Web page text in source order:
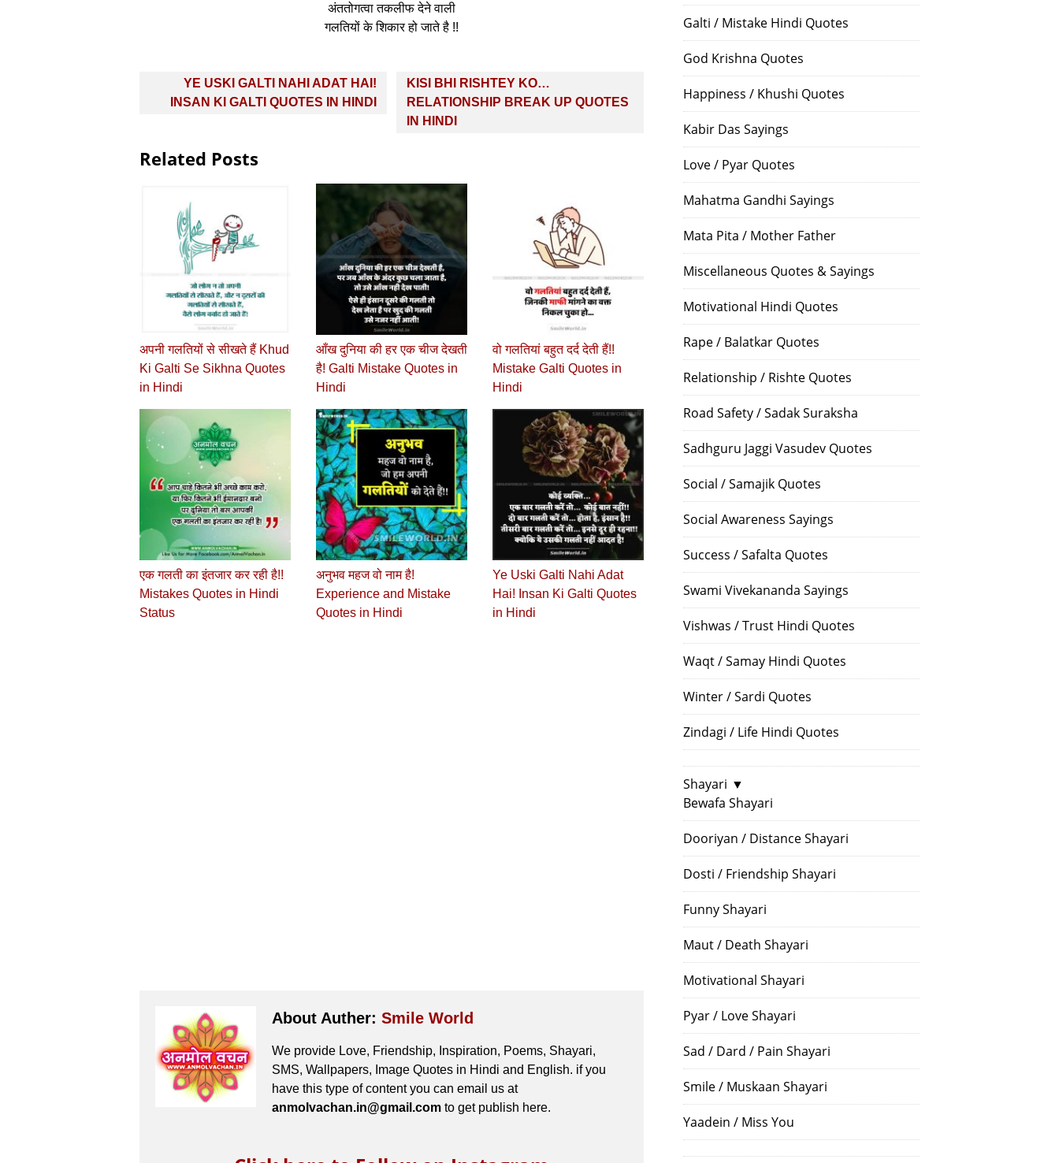
अंततोगत्वा तकलीफ देने वाली
गलतियों के शिकार हो जाते है !!
navigation
YE USKI GALTI NAHI ADAT HAI!
INSAN KI GALTI QUOTES IN HINDI
KISI BHI RISHTEY KO…
RELATIONSHIP BREAK UP QUOTES
IN HINDI
Related Posts
अपनी गलतियों से सीखते हैं Khud
Ki Galti Se Sikhna Quotes
in Hindi
आँख दुनिया की हर एक चीज देखती
है! Galti Mistake Quotes in
Hindi
वो गलतियां बहुत दर्द देती हैं!!
Mistake Galti Quotes in
Hindi
एक गलती का इंतजार कर रही है!!
Mistakes Quotes in Hindi
Status
अनुभव महज वो नाम है!
Experience and Mistake
Quotes in Hindi
Ye Uski Galti Nahi Adat
Hai! Insan Ki Galti Quotes
in Hindi
About Auther: Smile World
We provide Love, Friendship, Inspiration, Poems, Shayari,
SMS, Wallpapers, Image Quotes in Hindi and English. if you
have this type of content you can email us at
anmolvachan.in@gmail.com to get publish here.
Galti / Mistake Hindi Quotes
God Krishna Quotes
Happiness / Khushi Quotes
Kabir Das Sayings
Love / Pyar Quotes
Mahatma Gandhi Sayings
Mata Pita / Mother Father
Miscellaneous Quotes & Sayings
Motivational Hindi Quotes
Rape / Balatkar Quotes
Relationship / Rishte Quotes
Road Safety / Sadak Suraksha
Sadhguru Jaggi Vasudev Quotes
Social / Samajik Quotes
Social Awareness Sayings
Success / Safalta Quotes
Swami Vivekananda Sayings
Vishwas / Trust Hindi Quotes
Waqt / Samay Hindi Quotes
Winter / Sardi Quotes
Zindagi / Life Hindi Quotes
Shayari ▼
Bewafa Shayari
Dooriyan / Distance Shayari
Dosti / Friendship Shayari
Funny Shayari
Maut / Death Shayari
Motivational Shayari
Pyar / Love Shayari
Sad / Dard / Pain Shayari
Smile / Muskaan Shayari
Yaadein / Miss You